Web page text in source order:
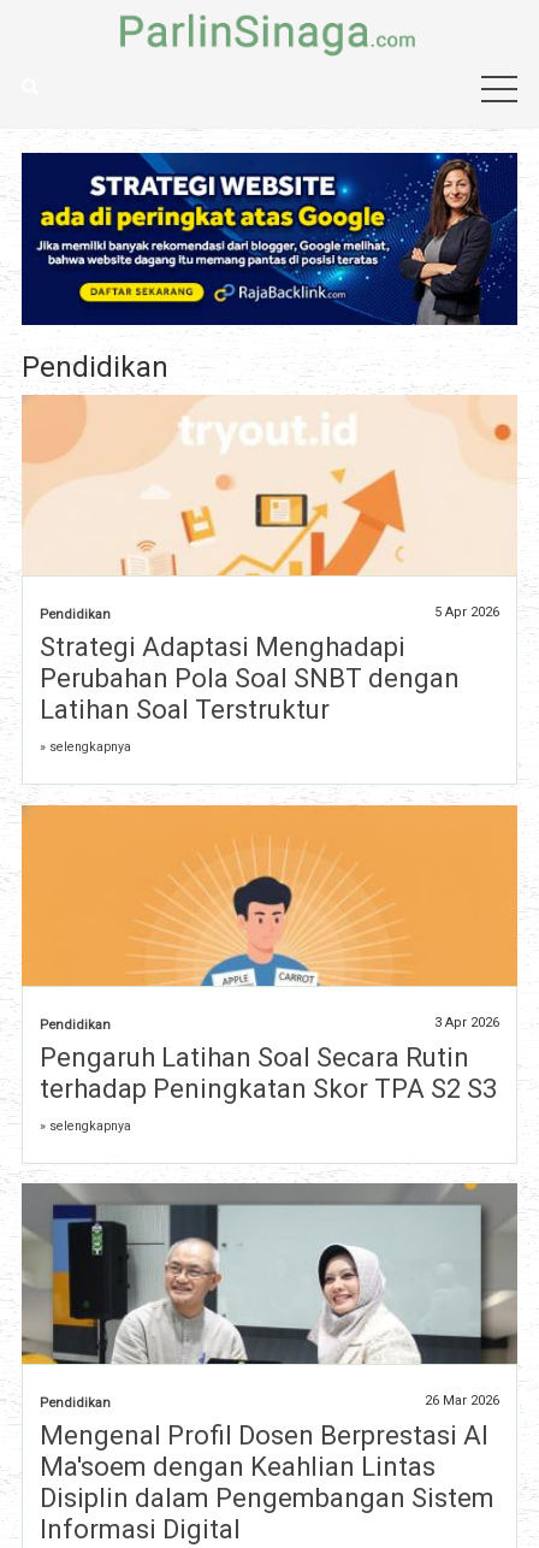
Pendidikan
Pendidikan 5 Apr 2026
Strategi Adaptasi Menghadapi
Perubahan Pola Soal SNBT dengan
Latihan Soal Terstruktur
» selengkapnya
Pendidikan 3 Apr 2026
Pengaruh Latihan Soal Secara Rutin
terhadap Peningkatan Skor TPA S2 S3
» selengkapnya
Pendidikan 26 Mar 2026
Mengenal Profil Dosen Berprestasi Al
Ma'soem dengan Keahlian Lintas
Disiplin dalam Pengembangan Sistem
Informasi Digital